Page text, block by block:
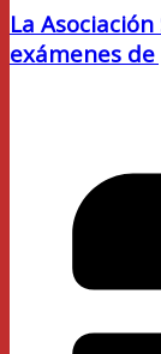
La
exámenes